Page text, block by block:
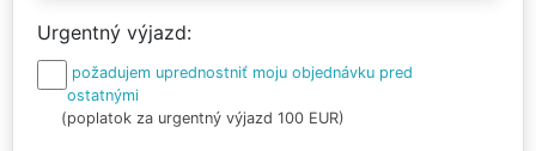
Urgentný výjazd
požadujem uprednostniť moju objednávku pred
ostatnými
(poplatok za urgentný výjazd 100 EUR)